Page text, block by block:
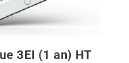
3EI (1 an) HT